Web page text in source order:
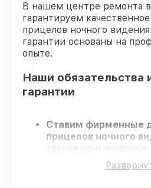
В нашем центре ремонта
гарантируем
прицелов ночного
гарантии основаны на
опыте.
Наши обязательства
гарантии
Ставим фирменные
прицелов ночного
только оригинальные
вашей техники.
Опытные инженеры